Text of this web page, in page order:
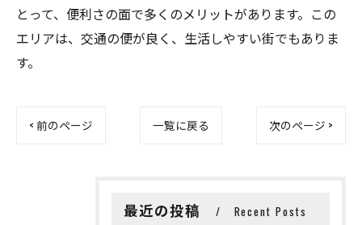
とって、便利さの面で多くのメリットがあります。この
エリアは、交通の便が良く、生活しやすい街でもありま
す。
< 前のページ 一覧に戻る 次のページ >
最近の投稿 Recent Posts